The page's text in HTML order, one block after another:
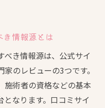
情報源とは
べき情報源は、公式サイ
のレビューの3つです。
施術者の資格などの基本
なります。口コミサイ